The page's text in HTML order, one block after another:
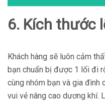
6. Kích thước
Khách hàng sẽ luôn cảm
bạn chuẩn bị được 1 lối đi
cùng nhóm bạn và gia đình
vui vẻ nâng cao dương khí.